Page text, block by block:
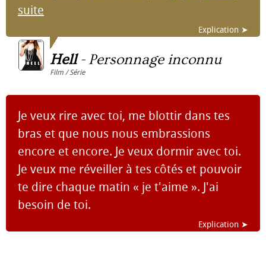
suite
Explication ➤
Hell- Personnage inconnu
Film / Série
Je veux rire avec toi, me blottir dans tes
bras et que nous nous embrassions
encore et encore. Je veux dormir avec toi.
Je veux me réveiller à tes côtés et pouvoir
te dire chaque matin « je t'aime ». J'ai
besoin de toi.
Explication ➤